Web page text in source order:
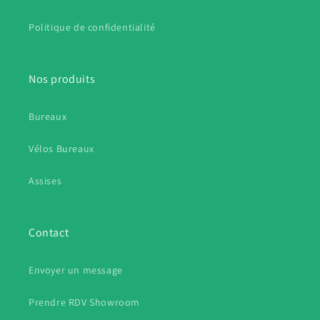
Politique de confidentialité
Nos produits
Bureaux
Vélos Bureaux
Assises
Contact
Envoyer un message
Prendre RDV Showroom